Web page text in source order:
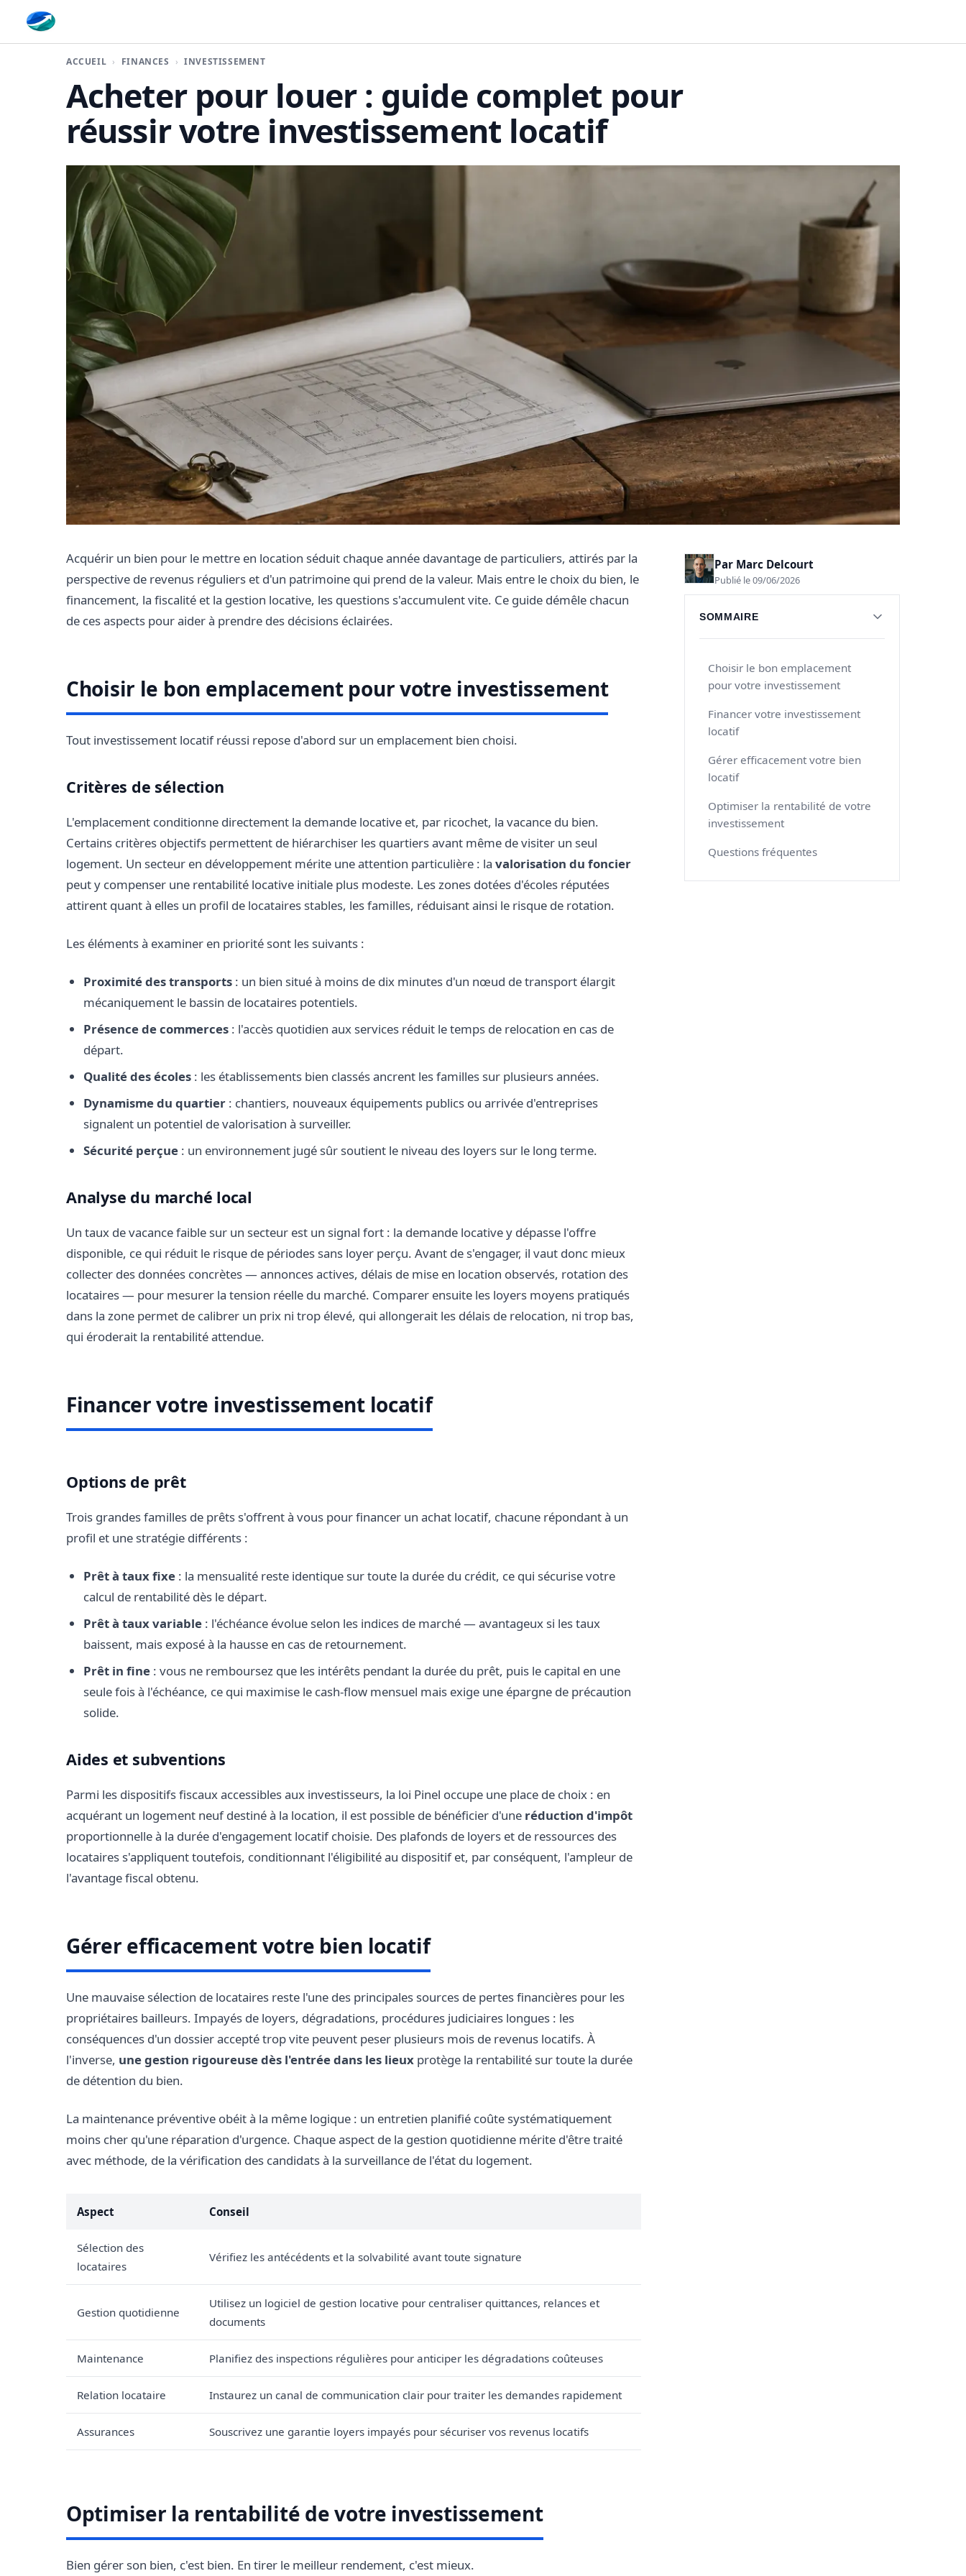
ACCUEIL FINANCES INVESTISSEMENT
Acheter pour louer : guide complet pour
réussir votre investissement locatif
Par Marc Delcourt
Publié le 09/06/2026
SOMMAIRE
Choisir le bon emplacement
pour votre investissement
Financer votre investissement
locatif
Gérer efficacement votre bien
locatif
Optimiser la rentabilité de votre
investissement
Questions fréquentes
Acquérir un bien pour le mettre en location séduit chaque année davantage de particuliers, attirés par la
perspective de revenus réguliers et d'un patrimoine qui prend de la valeur. Mais entre le choix du bien, le
financement, la fiscalité et la gestion locative, les questions s'accumulent vite. Ce guide démêle chacun
de ces aspects pour aider à prendre des décisions éclairées.
Choisir le bon emplacement pour votre investissement
Tout investissement locatif réussi repose d'abord sur un emplacement bien choisi.
Critères de sélection
L'emplacement conditionne directement la demande locative et, par ricochet, la vacance du bien.
Certains critères objectifs permettent de hiérarchiser les quartiers avant même de visiter un seul
logement. Un secteur en développement mérite une attention particulière : la valorisation du foncier
peut y compenser une rentabilité locative initiale plus modeste. Les zones dotées d'écoles réputées
attirent quant à elles un profil de locataires stables, les familles, réduisant ainsi le risque de rotation.
Les éléments à examiner en priorité sont les suivants :
Proximité des transports : un bien situé à moins de dix minutes d'un nœud de transport élargit
mécaniquement le bassin de locataires potentiels.
Présence de commerces : l'accès quotidien aux services réduit le temps de relocation en cas de
départ.
Qualité des écoles : les établissements bien classés ancrent les familles sur plusieurs années.
Dynamisme du quartier : chantiers, nouveaux équipements publics ou arrivée d'entreprises
signalent un potentiel de valorisation à surveiller.
Sécurité perçue : un environnement jugé sûr soutient le niveau des loyers sur le long terme.
Analyse du marché local
Un taux de vacance faible sur un secteur est un signal fort : la demande locative y dépasse l'offre
disponible, ce qui réduit le risque de périodes sans loyer perçu. Avant de s'engager, il vaut donc mieux
collecter des données concrètes — annonces actives, délais de mise en location observés, rotation des
locataires — pour mesurer la tension réelle du marché. Comparer ensuite les loyers moyens pratiqués
dans la zone permet de calibrer un prix ni trop élevé, qui allongerait les délais de relocation, ni trop bas,
qui éroderait la rentabilité attendue.
Financer votre investissement locatif
Options de prêt
Trois grandes familles de prêts s'offrent à vous pour financer un achat locatif, chacune répondant à un
profil et une stratégie différents :
Prêt à taux fixe : la mensualité reste identique sur toute la durée du crédit, ce qui sécurise votre
calcul de rentabilité dès le départ.
Prêt à taux variable : l'échéance évolue selon les indices de marché — avantageux si les taux
baissent, mais exposé à la hausse en cas de retournement.
Prêt in fine : vous ne remboursez que les intérêts pendant la durée du prêt, puis le capital en une
seule fois à l'échéance, ce qui maximise le cash-flow mensuel mais exige une épargne de précaution
solide.
Aides et subventions
Parmi les dispositifs fiscaux accessibles aux investisseurs, la loi Pinel occupe une place de choix : en
acquérant un logement neuf destiné à la location, il est possible de bénéficier d'une réduction d'impôt
proportionnelle à la durée d'engagement locatif choisie. Des plafonds de loyers et de ressources des
locataires s'appliquent toutefois, conditionnant l'éligibilité au dispositif et, par conséquent, l'ampleur de
l'avantage fiscal obtenu.
Gérer efficacement votre bien locatif
Une mauvaise sélection de locataires reste l'une des principales sources de pertes financières pour les
propriétaires bailleurs. Impayés de loyers, dégradations, procédures judiciaires longues : les
conséquences d'un dossier accepté trop vite peuvent peser plusieurs mois de revenus locatifs. À
l'inverse, une gestion rigoureuse dès l'entrée dans les lieux protège la rentabilité sur toute la durée
de détention du bien.
La maintenance préventive obéit à la même logique : un entretien planifié coûte systématiquement
moins cher qu'une réparation d'urgence. Chaque aspect de la gestion quotidienne mérite d'être traité
avec méthode, de la vérification des candidats à la surveillance de l'état du logement.
Aspect Conseil
Sélection des
locataires
Vérifiez les antécédents et la solvabilité avant toute signature
Gestion quotidienne
Utilisez un logiciel de gestion locative pour centraliser quittances, relances et
documents
Maintenance Planifiez des inspections régulières pour anticiper les dégradations coûteuses
Relation locataire Instaurez un canal de communication clair pour traiter les demandes rapidement
Assurances Souscrivez une garantie loyers impayés pour sécuriser vos revenus locatifs
Optimiser la rentabilité de votre investissement
Bien gérer son bien, c'est bien. En tirer le meilleur rendement, c'est mieux.